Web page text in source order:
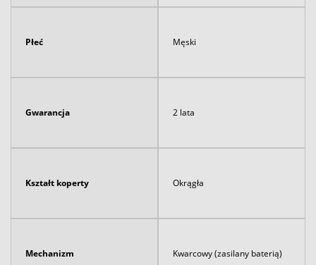
Płeć Męski
Gwarancja 2 lata
Kształt koperty Okrągła
Mechanizm Kwarcowy (zasilany baterią)